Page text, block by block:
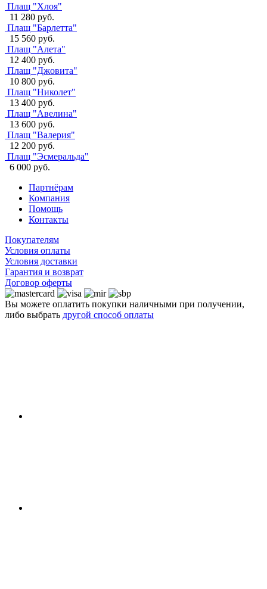
Плащ "Хлоя"
11 280 руб.
Плащ "Барлетта"
15 560 руб.
Плащ "Алета"
12 400 руб.
Плащ "Джовита"
10 800 руб.
Плащ "Николет"
13 400 руб.
Плащ "Авелина"
13 600 руб.
Плащ "Валерия"
12 200 руб.
Плащ "Эсмеральда"
6 000 руб.
Партнёрам
Компания
Помощь
Контакты
Покупателям
Условия оплаты
Условия доставки
Гарантия и возврат
Договор оферты
Вы можете оплатить покупки наличными при получении,
либо выбрать другой способ оплаты